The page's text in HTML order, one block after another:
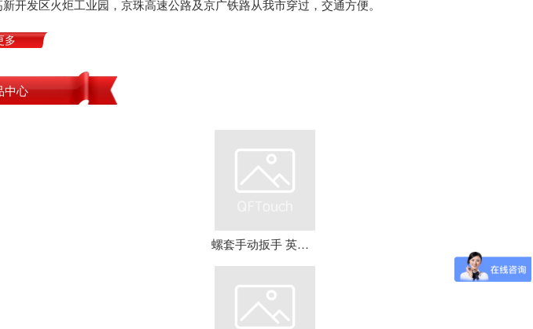
发区火炬工业园，京珠高速公路及京广铁路从我市穿过，交通方便。
多
中心
螺套手动扳手 英制牙套扳手，钢丝螺套扳手 螺套工具